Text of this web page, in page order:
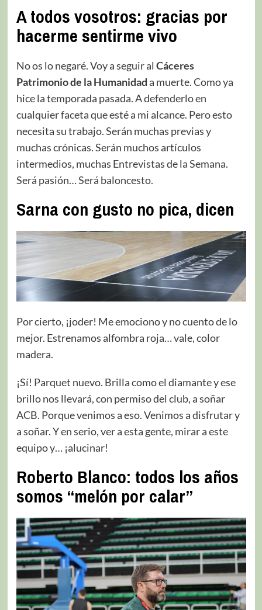
A todos vosotros: gracias por
hacerme sentirme vivo
No os lo negaré. Voy a seguir al Cáceres
Patrimonio de la Humanidada muerte. Como ya
hice la temporada pasada. A defenderlo en
cualquier faceta que esté a mi alcance. Pero esto
necesita su trabajo. Serán muchas previas y
muchas crónicas. Serán muchos artículos
intermedios, muchas Entrevistas de la Semana.
Será pasión… Será baloncesto.
Sarna con gusto no pica, dicen
Por cierto, ¡joder! Me emociono y no cuento de lo
mejor. Estrenamos alfombra roja… vale, color
madera.
¡Sí! Parquet nuevo. Brilla como el diamante y ese
brillo nos llevará, con permiso del club, a soñar
ACB. Porque venimos a eso. Venimos a disfrutar y
a soñar. Y en serio, ver a esta gente, mirar a este
equipo y… ¡alucinar!
Roberto Blanco: todos los años
somos “melón por calar”